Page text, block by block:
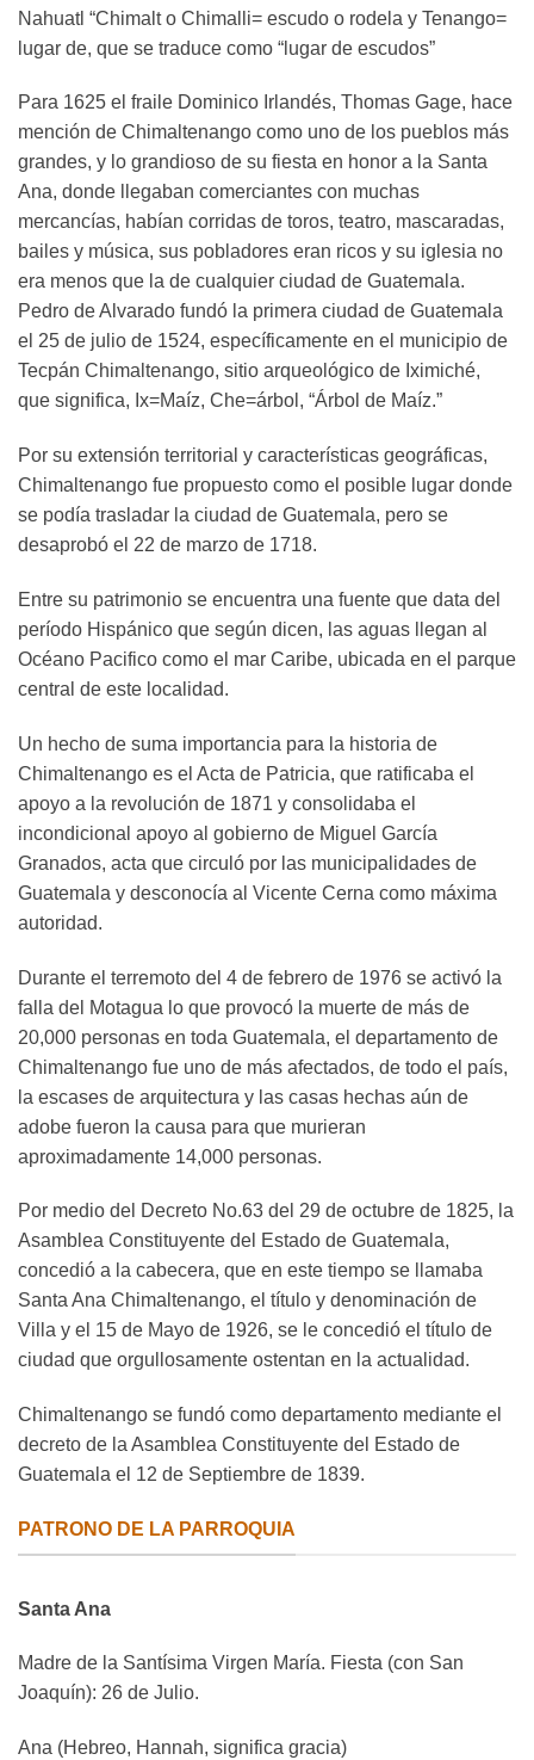
Nahuatl “Chimalt o Chimalli= escudo o rodela y Tenango=
lugar de, que se traduce como “lugar de escudos”
Para 1625 el fraile Dominico Irlandés, Thomas Gage, hace
mención de Chimaltenango como uno de los pueblos más
grandes, y lo grandioso de su fiesta en honor a la Santa
Ana, donde llegaban comerciantes con muchas
mercancías, habían corridas de toros, teatro, mascaradas,
bailes y música, sus pobladores eran ricos y su iglesia no
era menos que la de cualquier ciudad de Guatemala.
Pedro de Alvarado fundó la primera ciudad de Guatemala
el 25 de julio de 1524, específicamente en el municipio de
Tecpán Chimaltenango, sitio arqueológico de Iximiché,
que significa, Ix=Maíz, Che=árbol, “Árbol de Maíz.”
Por su extensión territorial y características geográficas,
Chimaltenango fue propuesto como el posible lugar donde
se podía trasladar la ciudad de Guatemala, pero se
desaprobó el 22 de marzo de 1718.
Entre su patrimonio se encuentra una fuente que data del
período Hispánico que según dicen, las aguas llegan al
Océano Pacifico como el mar Caribe, ubicada en el parque
central de este localidad.
Un hecho de suma importancia para la historia de
Chimaltenango es el Acta de Patricia, que ratificaba el
apoyo a la revolución de 1871 y consolidaba el
incondicional apoyo al gobierno de Miguel García
Granados, acta que circuló por las municipalidades de
Guatemala y desconocía al Vicente Cerna como máxima
autoridad.
Durante el terremoto del 4 de febrero de 1976 se activó la
falla del Motagua lo que provocó la muerte de más de
20,000 personas en toda Guatemala, el departamento de
Chimaltenango fue uno de más afectados, de todo el país,
la escases de arquitectura y las casas hechas aún de
adobe fueron la causa para que murieran
aproximadamente 14,000 personas.
Por medio del Decreto No.63 del 29 de octubre de 1825, la
Asamblea Constituyente del Estado de Guatemala,
concedió a la cabecera, que en este tiempo se llamaba
Santa Ana Chimaltenango, el título y denominación de
Villa y el 15 de Mayo de 1926, se le concedió el título de
ciudad que orgullosamente ostentan en la actualidad.
Chimaltenango se fundó como departamento mediante el
decreto de la Asamblea Constituyente del Estado de
Guatemala el 12 de Septiembre de 1839.
PATRONO DE LA PARROQUIA
Santa Ana
Madre de la Santísima Virgen María. Fiesta (con San
Joaquín): 26 de Julio.
Ana (Hebreo, Hannah, significa gracia)